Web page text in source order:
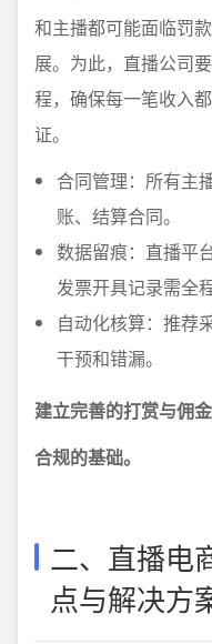
和主播都可能面临罚
展。为此，直播公司
程，确保每一笔收入
证。
合同管理：所有主
账、结算合同。
数据留痕：直播平
发票开具记录需全
自动化核算：推荐
干预和错漏。
建立完善的打赏与佣
合规的基础。
二、直播电
点与解决方